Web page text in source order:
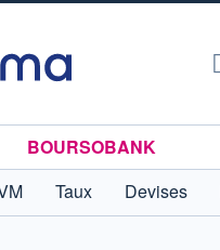
BOURSOBANK
Taux Devises